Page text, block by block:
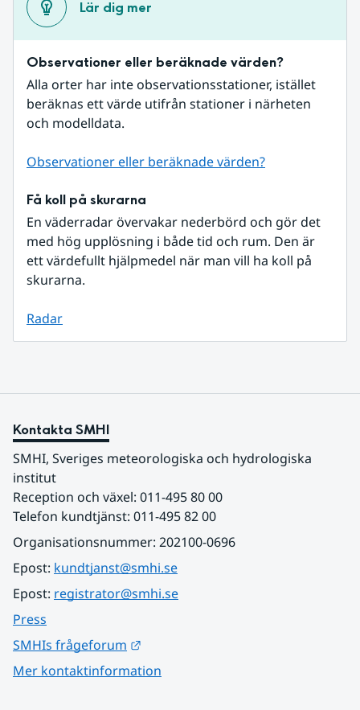
Lär dig mer
Observationer eller beräknade värden?
Alla orter har inte observationsstationer, istället
beräknas ett värde utifrån stationer i närheten
och modelldata.
Observationer eller beräknade värden?
Få koll på skurarna
En väderradar övervakar nederbörd och gör det
med hög upplösning i både tid och rum. Den är
ett värdefullt hjälpmedel när man vill ha koll på
skurarna.
Radar
Kontakta SMHI
SMHI, Sveriges meteorologiska och hydrologiska
institut
Reception och växel: 011-495 80 00
Telefon kundtjänst: 011-495 82 00
Organisationsnummer: 202100-0696
Epost: kundtjanst@smhi.se
Epost: registrator@smhi.se
Press
SMHIs frågeforum
Mer kontaktinformation